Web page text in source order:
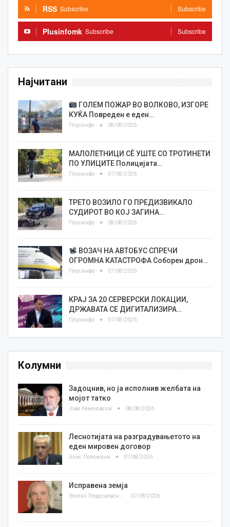
RSS Subscribe Subscribe
Plusinfomk Subscribe Subscribe
Најчитани
ГОЛЕМ ПОЖАР ВО ВОЛКОВО, ИЗГОРЕ
КУЌА Повреден е еден…
Плусинфо 08/08/2026
МАЛОЛЕТНИЦИ СÈ УШТЕ СО ТРОТИНЕТИ
ПО УЛИЦИТЕ Полицијата…
Плусинфо 07/08/2026
ТРЕТО ВОЗИЛО ГО ПРЕДИЗВИКАЛО
СУДИРОТ ВО КОЈ ЗАГИНА…
Плусинфо 08/08/2026
ВОЗАЧ НА АВТОБУС СПРЕЧИ
ОГРОМНА КАТАСТРОФА Соборен дрон…
Плусинфо 07/08/2026
КРАЈ ЗА 20 СЕРВЕРСКИ ЛОКАЦИИ,
ДРЖАВАТА СЕ ДИГИТАЛИЗИРА…
Плусинфо 07/08/2026
Колумни
Задоцнив, но ја исполнив желбата на
мојот татко
Јове Кекеновски 08/08/2026
Леснотијата на разградувањетото на
еден мировен договор
Азис Положани 07/08/2026
Исправена земја
Златко Теодосиевски 07/08/2026